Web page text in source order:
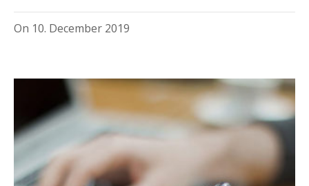
On 10. December 2019